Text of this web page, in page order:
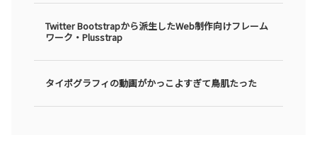
Twitter Bootstrapから派生したWeb制作向けフレーム
ワーク・Plusstrap
タイポグラフィの動画がかっこよすぎて鳥肌たった